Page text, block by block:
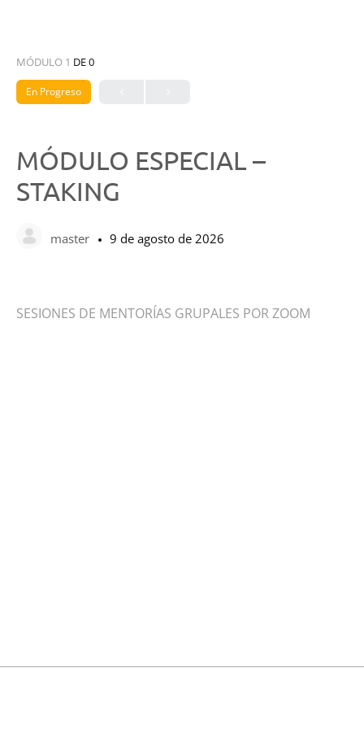
MÓDULO 1 DE 0
En Progreso
MÓDULO ESPECIAL –
STAKING
master 9 de agosto de 2026
SESIONES DE MENTORÍAS GRUPALES POR ZOOM